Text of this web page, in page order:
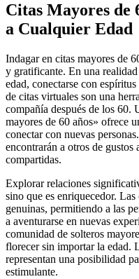
Citas Mayores de
a Cualquier Edad
Indagar en citas mayores de
y gratificante. En una
edad, conectarse con
de citas virtuales son una
compañía después de los 60.
mayores de 60 años» ofrece
conectar con nuevas
encontrarán a otros de
compartidas.
Explorar relaciones
sino que es enriquecedor.
genuinas, permitiendo a las
a aventurarse en nuevas
comunidad de solteros
florecer sin importar la edad.
representan una posibilidad
estimulante.